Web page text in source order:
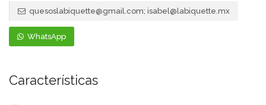
quesoslabiquette@gmail.com; isabel@labiquette.mx
WhatsApp
Características